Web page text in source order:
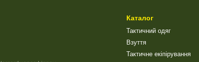
Каталог
Тактичний одяг
Взуття
Тактичне екіпірування